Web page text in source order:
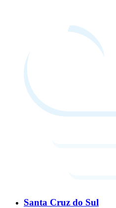
Santa Cruz do Sul